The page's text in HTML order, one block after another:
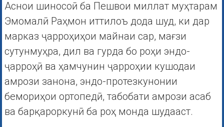
Аснои шиносоӣ ба Пешвои миллат муҳтарам
Эмомалӣ Раҳмон иттилоъ дода шуд, ки дар
марказ ҷарроҳиҳои майнаи сар, мағзи
сутунмуҳра, дил ва гурда бо роҳи эндо-
ҷарроҳӣ ва ҳамчунин ҷарроҳии кушодаи
амрози занона, эндо-протезкунонии
бемориҳои ортопедӣ, табобати амрози асаб
ва барқароркунӣ ба роҳ монда шудааст.